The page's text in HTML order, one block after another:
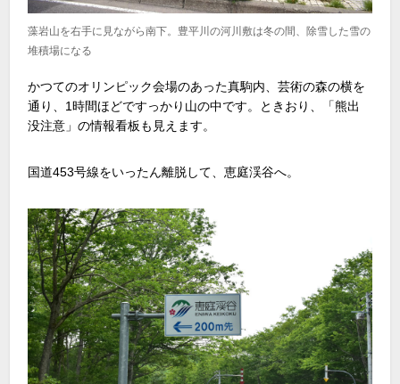
藻岩山を右手に見ながら南下。豊平川の河川敷は冬の間、除雪した雪の
堆積場になる
かつてのオリンピック会場のあった真駒内、芸術の森の横を
通り、1時間ほどですっかり山の中です。ときおり、「熊出
没注意」の情報看板も見えます。
国道453号線をいったん離脱して、恵庭渓谷へ。